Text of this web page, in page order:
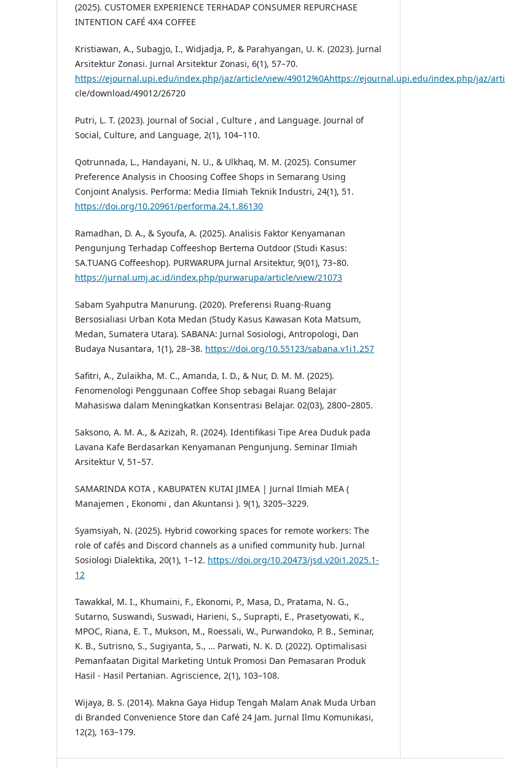
(2025). CUSTOMER EXPERIENCE TERHADAP CONSUMER REPURCHASE
INTENTION CAFÉ 4X4 COFFEE
Kristiawan, A., Subagjo, I., Widjadja, P., & Parahyangan, U. K. (2023). Jurnal
Arsitektur Zonasi. Jurnal Arsitektur Zonasi, 6(1), 57–70.
https://ejournal.upi.edu/index.php/jaz/article/view/49012%0Ahttps://ejournal.upi.edu/index.php/jaz/arti
cle/download/49012/26720
Putri, L. T. (2023). Journal of Social , Culture , and Language. Journal of
Social, Culture, and Language, 2(1), 104–110.
Qotrunnada, L., Handayani, N. U., & Ulkhaq, M. M. (2025). Consumer
Preference Analysis in Choosing Coffee Shops in Semarang Using
Conjoint Analysis. Performa: Media Ilmiah Teknik Industri, 24(1), 51.
https://doi.org/10.20961/performa.24.1.86130
Ramadhan, D. A., & Syoufa, A. (2025). Analisis Faktor Kenyamanan
Pengunjung Terhadap Coffeeshop Bertema Outdoor (Studi Kasus:
SA.TUANG Coffeeshop). PURWARUPA Jurnal Arsitektur, 9(01), 73–80.
https://jurnal.umj.ac.id/index.php/purwarupa/article/view/21073
Sabam Syahputra Manurung. (2020). Preferensi Ruang-Ruang
Bersosialiasi Urban Kota Medan (Study Kasus Kawasan Kota Matsum,
Medan, Sumatera Utara). SABANA: Jurnal Sosiologi, Antropologi, Dan
Budaya Nusantara, 1(1), 28–38. https://doi.org/10.55123/sabana.v1i1.257
Safitri, A., Zulaikha, M. C., Amanda, I. D., & Nur, D. M. M. (2025).
Fenomenologi Penggunaan Coffee Shop sebagai Ruang Belajar
Mahasiswa dalam Meningkatkan Konsentrasi Belajar. 02(03), 2800–2805.
Saksono, A. M. A., & Azizah, R. (2024). Identifikasi Tipe Area Duduk pada
Lavana Kafe Berdasarkan Kenyamanan Pengunjung. Seminar Ilmiah
Arsitektur V, 51–57.
SAMARINDA KOTA , KABUPATEN KUTAI JIMEA | Jurnal Ilmiah MEA (
Manajemen , Ekonomi , dan Akuntansi ). 9(1), 3205–3229.
Syamsiyah, N. (2025). Hybrid coworking spaces for remote workers: The
role of cafés and Discord channels as a unified community hub. Jurnal
Sosiologi Dialektika, 20(1), 1–12. https://doi.org/10.20473/jsd.v20i1.2025.1-
12
Tawakkal, M. I., Khumaini, F., Ekonomi, P., Masa, D., Pratama, N. G.,
Sutarno, Suswandi, Suswadi, Harieni, S., Suprapti, E., Prasetyowati, K.,
MPOC, Riana, E. T., Mukson, M., Roessali, W., Purwandoko, P. B., Seminar,
K. B., Sutrisno, S., Sugiyanta, S., … Parwati, N. K. D. (2022). Optimalisasi
Pemanfaatan Digital Marketing Untuk Promosi Dan Pemasaran Produk
Hasil - Hasil Pertanian. Agriscience, 2(1), 103–108.
Wijaya, B. S. (2014). Makna Gaya Hidup Tengah Malam Anak Muda Urban
di Branded Convenience Store dan Café 24 Jam. Jurnal Ilmu Komunikasi,
12(2), 163–179.